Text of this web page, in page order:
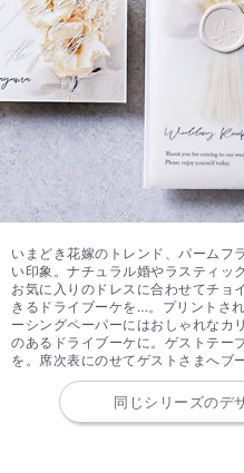
いまどき花嫁のトレンド、パームフ
い印象。ナチュラル婚やラスティッ
お気に入りのドレスに合わせてチョ
きるドライブーケを…。プリントさ
ーシングペーパーにはおしゃれなカ
のあるドライブーケに。ゲストテー
を。席次表にのせてゲストさまへブ
同じシリーズのデ